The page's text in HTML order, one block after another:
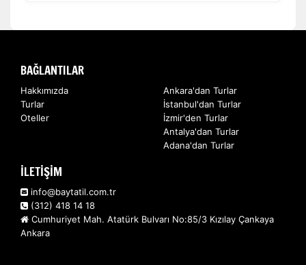
BAĞLANTILAR
Hakkımızda
Turlar
Oteller
Ankara'dan Turlar
İstanbul'dan Turlar
İzmir'den Turlar
Antalya'dan Turlar
Adana'dan Turlar
İLETİŞİM
info@baytatil.com.tr
(312) 418 14 18
Cumhuriyet Mah. Atatürk Bulvarı No:85/3 Kızılay Çankaya
Ankara